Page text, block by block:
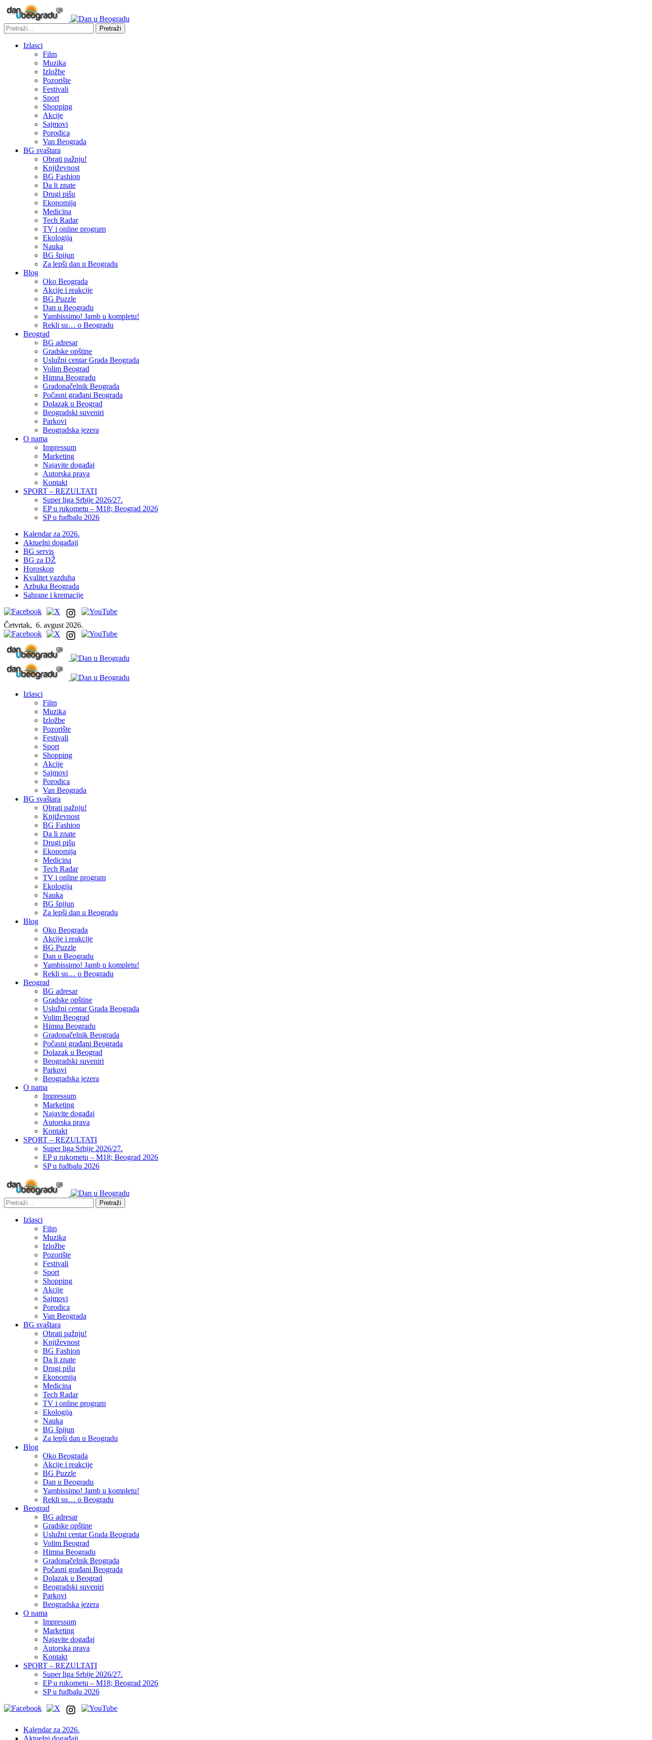
Pretraži
Izlasci
Film
Muzika
Izložbe
Pozorište
Festivali
Sport
Shopping
Akcije
Sajmovi
Porodica
Van Beograda
BG svaštara
Obrati pažnju!
Književnost
BG Fashion
Da li znate
Drugi pišu
Ekonomija
Medicina
Tech Radar
TV i online program
Ekologija
Nauka
BG špijun
Za lepši dan u Beogradu
Blog
Oko Beograda
Akcije i reakcije
BG Puzzle
Dan u Beogradu
Yambissimo! Jamb u kompletu!
Rekli su… o Beogradu
Beograd
BG adresar
Gradske opštine
Uslužni centar Grada Beograda
Volim Beograd
Himna Beogradu
Gradonačelnik Beograda
Počasni građani Beograda
Dolazak u Beograd
Beogradski suveniri
Parkovi
Beogradska jezera
O nama
Impressum
Marketing
Najavite događaj
Autorska prava
Kontakt
SPORT – REZULTATI
Super liga Srbije 2026/27.
EP u rukometu – M18; Beograd 2026
SP u fudbalu 2026
Kalendar za 2026.
Aktuelni događaji
BG servis
BG za DŽ
Horoskop
Kvalitet vazduha
Azbuka Beograda
Sahrane i kremacije
Četvrtak, 6. avgust 2026.
Izlasci
Film
Muzika
Izložbe
Pozorište
Festivali
Sport
Shopping
Akcije
Sajmovi
Porodica
Van Beograda
BG svaštara
Obrati pažnju!
Književnost
BG Fashion
Da li znate
Drugi pišu
Ekonomija
Medicina
Tech Radar
TV i online program
Ekologija
Nauka
BG špijun
Za lepši dan u Beogradu
Blog
Oko Beograda
Akcije i reakcije
BG Puzzle
Dan u Beogradu
Yambissimo! Jamb u kompletu!
Rekli su… o Beogradu
Beograd
BG adresar
Gradske opštine
Uslužni centar Grada Beograda
Volim Beograd
Himna Beogradu
Gradonačelnik Beograda
Počasni građani Beograda
Dolazak u Beograd
Beogradski suveniri
Parkovi
Beogradska jezera
O nama
Impressum
Marketing
Najavite događaj
Autorska prava
Kontakt
SPORT – REZULTATI
Super liga Srbije 2026/27.
EP u rukometu – M18; Beograd 2026
SP u fudbalu 2026
Pretraži
Izlasci
Film
Muzika
Izložbe
Pozorište
Festivali
Sport
Shopping
Akcije
Sajmovi
Porodica
Van Beograda
BG svaštara
Obrati pažnju!
Književnost
BG Fashion
Da li znate
Drugi pišu
Ekonomija
Medicina
Tech Radar
TV i online program
Ekologija
Nauka
BG špijun
Za lepši dan u Beogradu
Blog
Oko Beograda
Akcije i reakcije
BG Puzzle
Dan u Beogradu
Yambissimo! Jamb u kompletu!
Rekli su… o Beogradu
Beograd
BG adresar
Gradske opštine
Uslužni centar Grada Beograda
Volim Beograd
Himna Beogradu
Gradonačelnik Beograda
Počasni građani Beograda
Dolazak u Beograd
Beogradski suveniri
Parkovi
Beogradska jezera
O nama
Impressum
Marketing
Najavite događaj
Autorska prava
Kontakt
SPORT – REZULTATI
Super liga Srbije 2026/27.
EP u rukometu – M18; Beograd 2026
SP u fudbalu 2026
Kalendar za 2026.
Aktuelni događaji